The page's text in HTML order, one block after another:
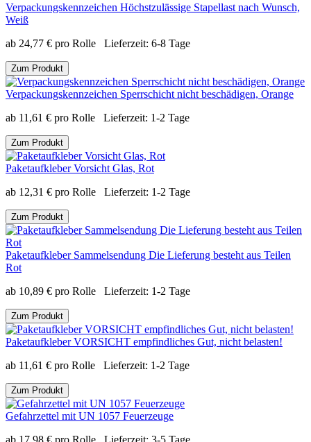
Verpackungskennzeichen Höchstzulässige Stapellast nach Wunsch,
Weiß
ab 24,77 € pro Rolle Lieferzeit: 6-8 Tage
Zum Produkt
Verpackungskennzeichen Sperrschicht nicht beschädigen, Orange
ab 11,61 € pro Rolle Lieferzeit: 1-2 Tage
Zum Produkt
Paketaufkleber Vorsicht Glas, Rot
ab 12,31 € pro Rolle Lieferzeit: 1-2 Tage
Zum Produkt
Paketaufkleber Sammelsendung Die Lieferung besteht aus Teilen
Rot
ab 10,89 € pro Rolle Lieferzeit: 1-2 Tage
Zum Produkt
Paketaufkleber VORSICHT empfindliches Gut, nicht belasten!
ab 11,61 € pro Rolle Lieferzeit: 1-2 Tage
Zum Produkt
Gefahrzettel mit UN 1057 Feuerzeuge
ab 17,98 € pro Rolle Lieferzeit: 3-5 Tage